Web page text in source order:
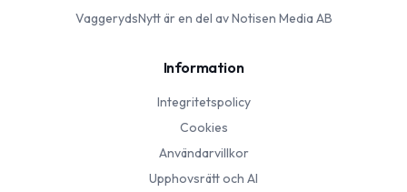
VaggerydsNyttär en del av Notisen Media AB
Information
Integritetspolicy
Cookies
Användarvillkor
Upphovsrätt och AI